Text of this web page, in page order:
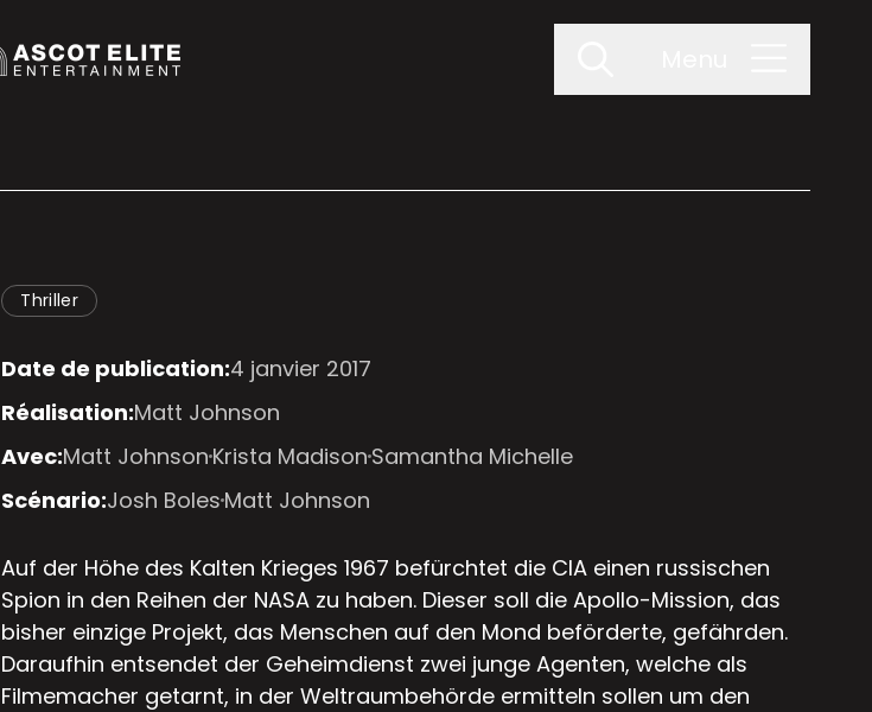
Thriller
Date de publication:4 janvier 2017
Réalisation:Matt Johnson
Avec:Matt JohnsonKrista MadisonSamantha Michelle
Scénario:Josh BolesMatt Johnson
Auf der Höhe des Kalten Krieges 1967 befürchtet die CIA einen russischen
Spion in den Reihen der NASA zu haben. Dieser soll die Apollo-Mission, das
bisher einzige Projekt, das Menschen auf den Mond beförderte, gefährden.
Daraufhin entsendet der Geheimdienst zwei junge Agenten, welche als
Filmemacher getarnt, in der Weltraumbehörde ermitteln sollen um den